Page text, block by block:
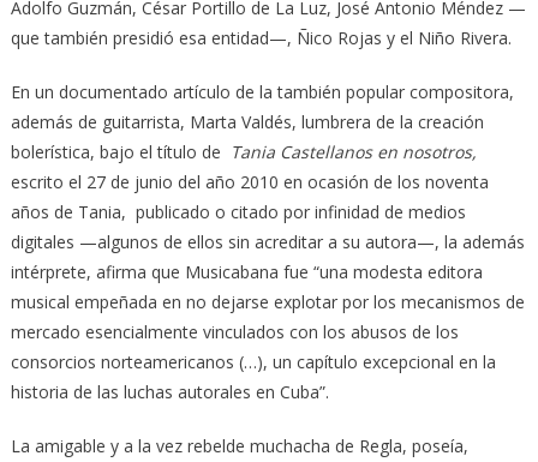
Adolfo Guzmán, César Portillo de La Luz, José Antonio Méndez —
que también presidió esa entidad—, Ñico Rojas y el Niño Rivera.
En un documentado artículo de la también popular compositora,
además de guitarrista, Marta Valdés, lumbrera de la creación
bolerística, bajo el título de Tania Castellanos en nosotros,
escrito el 27 de junio del año 2010 en ocasión de los noventa
años de Tania, publicado o citado por infinidad de medios
digitales —algunos de ellos sin acreditar a su autora—, la además
intérprete, afirma que Musicabana fue “una modesta editora
musical empeñada en no dejarse explotar por los mecanismos de
mercado esencialmente vinculados con los abusos de los
consorcios norteamericanos (…), un capítulo excepcional en la
historia de las luchas autorales en Cuba”.
La amigable y a la vez rebelde muchacha de Regla, poseía,